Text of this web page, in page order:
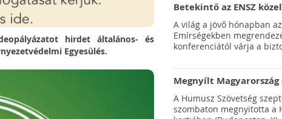
hirdet általános- és
Egyesülés.
Betekintő az ENSZ
klímacsúcsába
A világ a jövő hónapban
Emírségekben
konferenciától várja a
Megnyílt
Hulladék Tanösvénye
A Humusz Szövetség
szombaton megnyitotta a